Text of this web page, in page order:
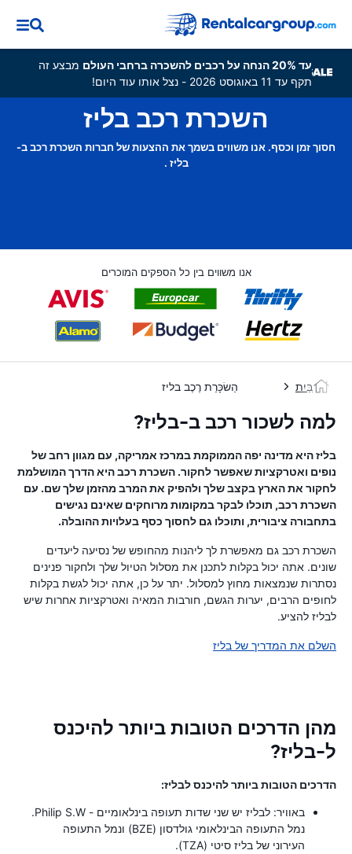
עד 20% הנחה על רכבים להשכרה ברחבי העולם
מבצע זה
תקף עד 11 באוגוסט 2026 - נצל אותו עוד היום!
השכרת רכב בליז
חסוך זמן וכסף. אנו משווים בשמך את ההצעות של חברות השכרת רכב ב-
בליז .
אנו משווים בין כל הספקים המוכרים
בַּיִת הַשׂכָּרַת רֶכֶב בליז
למה לשכור רכב ב-בליז?
בליז היא מדינה יפה הממוקמת במרכז אמריקה, עם מגוון רחב של
נופים ואטרקציות שאפשר לחקור. השכרת רכב היא הדרך המושלמת
לחקור את הארץ בקצב שלך ולהפיק את המרב מהזמן שלך שם. עם
השכרת רכב, תוכלו לבקר במקומות מרוחקים שאינם נגישים
בתחבורה ציבורית, ותוכלו גם לחסוך כסף בעלויות ההובלה.
השכרת רכב גם מאפשרת לך ליהנות מהחופש של נסיעה ליעדים
שונים. אתה יכול בקלות לתכנן את מסלול הטיול שלך ולחקור פנינים
נסתרות שנמצאות מחוץ למסלול. יתר על כן, אתה יכול לגשת בקלות
לחופים הרבים, יערות הגשם, חורבות המאיה ואטרקציות אחרות שיש
לבליז להציע.
השלם את המדריך של בליז
מהן הדרכים הטובות ביותר להיכנס
ל-בליז?
הדרכים הטובות ביותר להיכנס לבליז:
באוויר: לבליז יש שני שדות תעופה בינלאומיים - Philip S.W.
נמל התעופה הבינלאומי גולדסון (BZE) ונמל התעופה
העירוני של בליז סיטי (TZA).